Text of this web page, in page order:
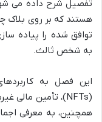
تفصیل شرح داده می
هستند که بر روی بلاک
توافق شده را پیاده
به شخص ثالث.
این فصل به
همچنین، به معرفی